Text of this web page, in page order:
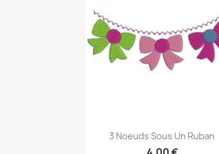
Aperçu rapide
3 Noeuds Sous Un Ruban